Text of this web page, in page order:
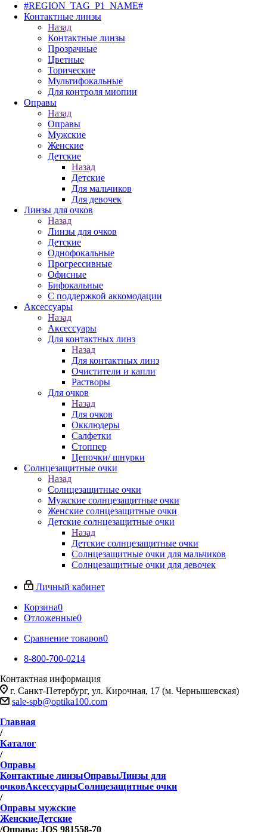
#REGION_TAG_P1_NAME#
Контактные линзы
Назад
Контактные линзы
Прозрачные
Цветные
Торические
Мультифокальные
Для контроля миопии
Оправы
Назад
Оправы
Мужские
Женские
Детские
Назад
Детские
Для мальчиков
Для девочек
Линзы для очков
Назад
Линзы для очков
Детские
Однофокальные
Прогрессивные
Офисные
Бифокальные
С поддержкой аккомодации
Аксессуары
Назад
Аксессуары
Для контактных линз
Назад
Для контактных линз
Очистители и капли
Растворы
Для очков
Назад
Для очков
Окклюдеры
Салфетки
Стоппер
Цепочки/ шнурки
Солнцезащитные очки
Назад
Солнцезащитные очки
Мужские солнцезащитные очки
Женские солнцезащитные очки
Детские солнцезащитные очки
Назад
Детские солнцезащитные очки
Солнцезащитные очки для мальчиков
Солнцезащитные очки для девочек
Личный кабинет
Корзина0
Отложенные0
Сравнение товаров0
8-800-700-0214
Контактная информация
г. Санкт-Петербург, ул. Кирочная, 17 (м. Чернышевская)
sale-spb@optika100.com
Главная
/
Каталог
/
Оправы
Контактные линзыОправыЛинзы для
очковАксессуарыСолнцезащитные очки
/
Оправы мужские
ЖенскиеДетские
/Оправа: JOS 981558-70